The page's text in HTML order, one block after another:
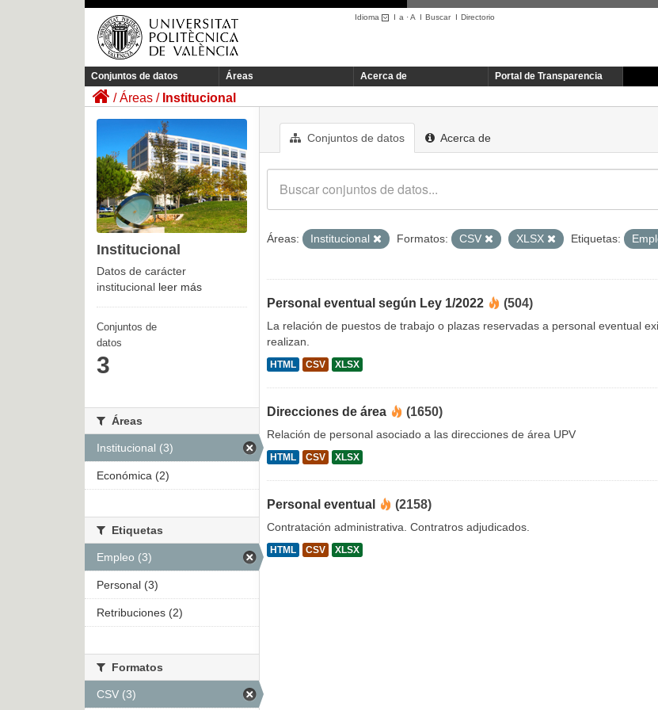
Idioma I a ·A I BuscarI Directorio
Conjuntos de datos Áreas Acerca de Portal de Transparencia
Áreas Institucional
Conjuntos de datos Acerca de
Áreas: Institucional Formatos: CSV XLSX Etiquetas:
Personal eventual según Ley 1/2022 (504)
La relación de puestos de trabajo o plazas reservadas a personal eventual
realizan.
HTML CSV XLSX
Direcciones de área (1650)
Relación de personal asociado a las direcciones de área UPV
HTML CSV XLSX
Personal eventual (2158)
Contratación administrativa. Contratros adjudicados.
HTML CSV XLSX
Institucional
Datos de carácter
institucional leer más
Conjuntos de
datos
3
Áreas
Institucional (3)
Económica (2)
Etiquetas
Empleo (3)
Personal (3)
Retribuciones (2)
Formatos
CSV (3)